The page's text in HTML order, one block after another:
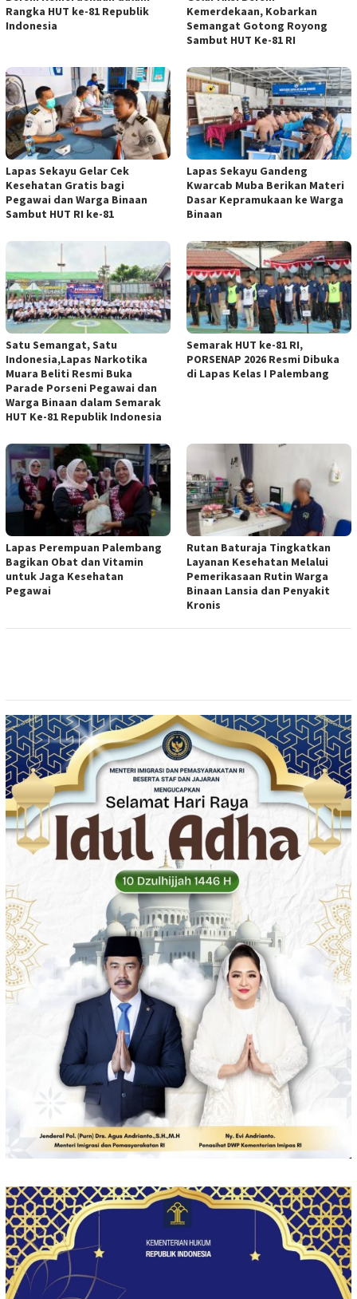
Rangka HUT ke-81 Republik
Indonesia
Kemerdekaan, Kobarkan
Semangat Gotong Royong
Sambut HUT Ke-81 RI
Lapas Sekayu Gelar Cek
Kesehatan Gratis bagi
Pegawai dan Warga Binaan
Sambut HUT RI ke-81
Lapas Sekayu Gandeng
Kwarcab Muba Berikan Materi
Dasar Kepramukaan ke Warga
Binaan
Satu Semangat, Satu
Indonesia,Lapas Narkotika
Muara Beliti Resmi Buka
Parade Porseni Pegawai dan
Warga Binaan dalam Semarak
HUT Ke-81 Republik Indonesia
Semarak HUT ke-81 RI,
PORSENAP 2026 Resmi Dibuka
di Lapas Kelas I Palembang
Lapas Perempuan Palembang
Bagikan Obat dan Vitamin
untuk Jaga Kesehatan
Pegawai
Rutan Baturaja Tingkatkan
Layanan Kesehatan Melalui
Pemerikasaan Rutin Warga
Binaan Lansia dan Penyakit
Kronis